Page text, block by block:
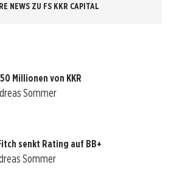
NEWS ZU FS KKR CAPITAL
Millionen von KKR
Sommer
senkt Rating auf BB+
Sommer